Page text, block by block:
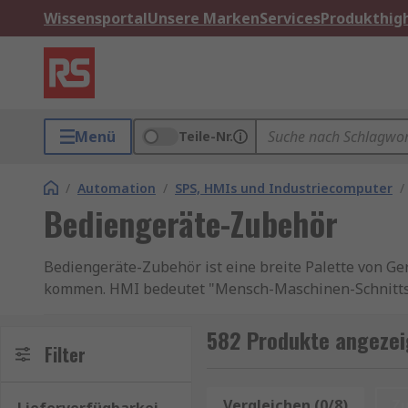
WissensportalUnsere MarkenServices
Menü Teile-Nr.
/ Automation / SPS, HMIs und Industriecomputer /
Bediengeräte-Zubehör
Bediengeräte-Zubehör ist eine breite Palette von
kommen. HMI bedeutet "Mensch-Maschinen-
Typen von Bediengeräte-Zubehör
Es gibt eine umfangreiche Liste von Bediengeräte-
Filter 582 Produkte